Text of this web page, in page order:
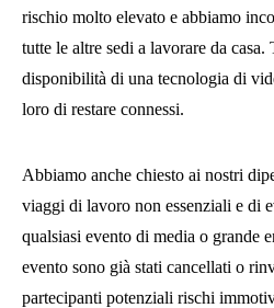
rischio molto elevato e abbiamo
tutte le altre sedi a lavorare da
disponibilità di una tecnologia di
loro di restare connessi.
Abbiamo anche chiesto ai nostri
viaggi di lavoro non essenziali e di
qualsiasi evento di media o grande
evento sono già stati cancellati o
partecipanti potenziali rischi